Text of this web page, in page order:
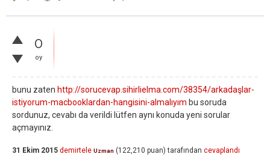
0
oy
bunu zaten http://sorucevap.sihirlielma.com/38354/arkadaşlar-
istiyorum-macbooklardan-hangisini-almalıyım bu soruda
sordunuz, cevabı da verildi lütfen aynı konuda yeni sorular
açmayınız.
31 Ekim 2015 demirtele Uzman (122,210 puan) tarafından cevaplandı